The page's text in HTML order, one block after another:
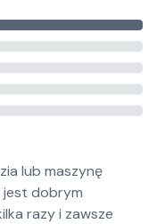
lub maszynę
jest dobrym
razy i zawsze